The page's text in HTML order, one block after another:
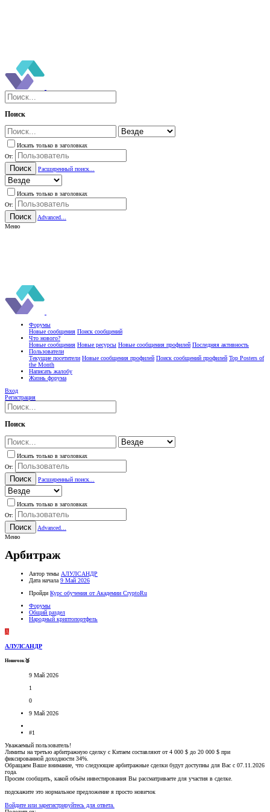
Поиск
Искать только в заголовках
От:
Поиск Расширенный поиск...
Искать только в заголовках
От:
Поиск
Advanced...
Меню
Форумы
Новые сообщения Поиск сообщений
Что нового?
Новые сообщения Новые ресурсы Новые сообщения профилей Последняя активность
Пользователи
Текущие посетители Новые сообщения профилей Поиск сообщений профилей Top Posters of
the Month
Написать жалобу
Жизнь форума
Вход
Регистрация
Поиск
Искать только в заголовках
От:
Поиск Расширенный поиск...
Искать только в заголовках
От:
Поиск
Advanced...
Меню
Арбитраж
Автор темы АЛУЛСАНДР
Дата начала 9 Май 2026
Пройди Курс обучения от Академии CryptoRu
Форумы
Общий раздел
Народный криптопортфель
А
АЛУЛСАНДР
Новичок🥉
9 Май 2026
1
0
9 Май 2026
#1
Уважаемый пользователь!
Лимиты на третью арбитражную сделку с Китаем составляют от 4 000 $ до 20 000 $ при
фиксированной доходности 34%.
Обращаем Ваше внимание, что следующие арбитражные сделки будут доступны для Вас с 07.11.2026
года.
Просим сообщить, какой объём инвестирования Вы рассматриваете для участия в сделке.
подскажите это нормальное предложение я просто новичок
Войдите или зарегистрируйтесь для ответа.